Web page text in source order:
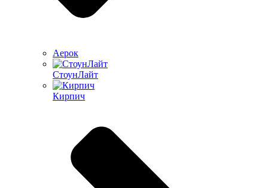
Аерок
СтоунЛайт
Кирпич